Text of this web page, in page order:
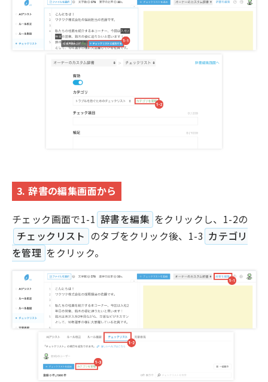
3. 辞書の編集画面から
チェック画面で1-1 辞書を編集 をクリックし、1-2の
チェックリスト のタブをクリック後、1-3 カテゴリ
を管理 をクリック。